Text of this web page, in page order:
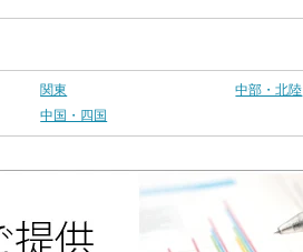
関東
中部・北陸
中国・四国